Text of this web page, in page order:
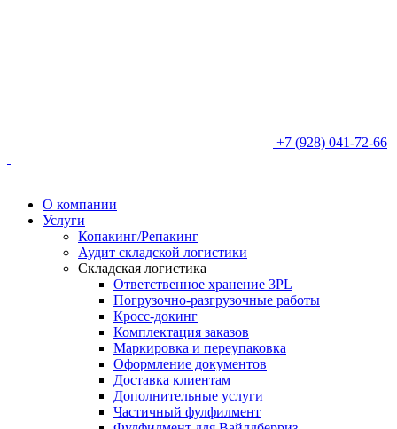
+7 (928) 041-72-66
О компании
Услуги
Копакинг/Репакинг
Аудит складской логистики
Складская логистика
Ответственное хранение 3PL
Погрузочно-разгрузочные работы
Кросс-докинг
Комплектация заказов
Маркировка и переупаковка
Оформление документов
Доставка клиентам
Дополнительные услуги
Частичный фулфилмент